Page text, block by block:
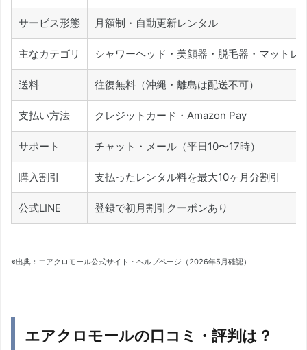
サービス形態 月額制・自動更新レンタル
主なカテゴリ シャワーヘッド・美顔器・脱毛器・マットレ
送料 往復無料（沖縄・離島は配送不可）
支払い方法 クレジットカード・Amazon Pay
サポート チャット・メール（平日10〜17時）
購入割引 支払ったレンタル料を最大10ヶ月分割引
公式LINE 登録で初月割引クーポンあり
※出典：エアクロモール公式サイト・ヘルプページ（2026年5月確認）
エアクロモールの口コミ・評判は？